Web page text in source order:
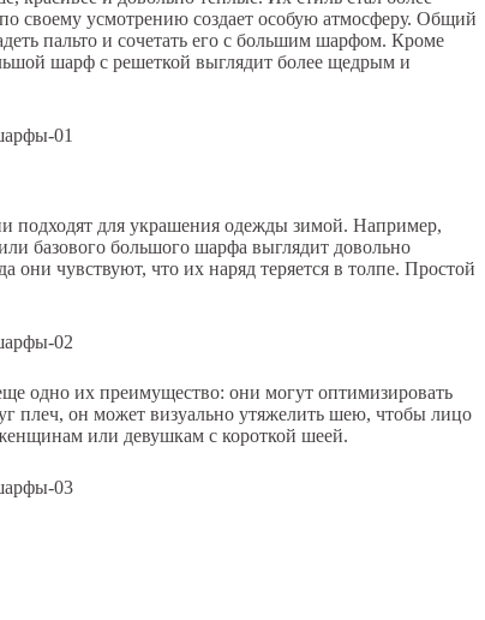
своему усмотрению создает особую атмосферу. Общий
пальто и сочетать его с большим шарфом. Кроме
шарф с решеткой выглядит более щедрым и
подходят для украшения одежды зимой. Например,
базового большого шарфа выглядит довольно
чувствуют, что их наряд теряется в толпе. Простой
одно их преимущество: они могут оптимизировать
плеч, он может визуально утяжелить шею, чтобы лицо
или девушкам с короткой шеей.